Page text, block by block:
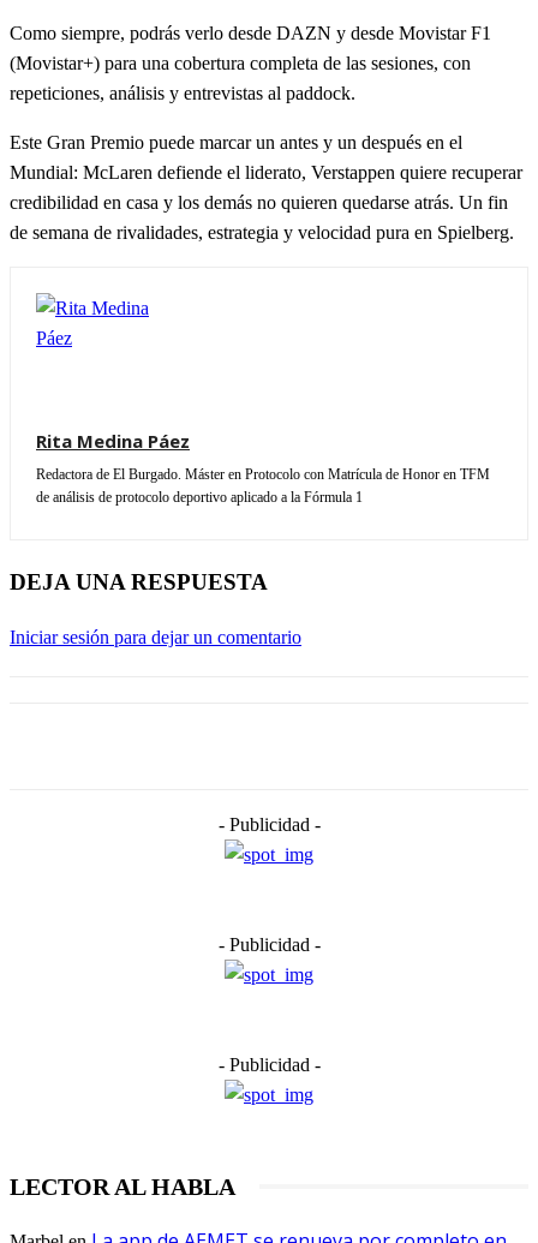
Como siempre, podrás verlo desde DAZN y desde Movistar F1
(Movistar+) para una cobertura completa de las sesiones, con
repeticiones, análisis y entrevistas al paddock.
Este Gran Premio puede marcar un antes y un después en el
Mundial: McLaren defiende el liderato, Verstappen quiere recuperar
credibilidad en casa y los demás no quieren quedarse atrás. Un fin
de semana de rivalidades, estrategia y velocidad pura en Spielberg.
Rita Medina Páez
Redactora de El Burgado. Máster en Protocolo con Matrícula de Honor en TFM
de análisis de protocolo deportivo aplicado a la Fórmula 1
DEJA UNA RESPUESTA
Iniciar sesión para dejar un comentario
- Publicidad -
- Publicidad -
- Publicidad -
LECTOR AL HABLA